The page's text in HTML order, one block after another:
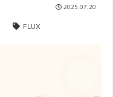
2025.07.20
FLUX